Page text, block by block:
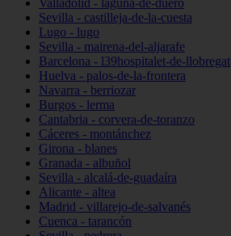
Valladolid - laguna-de-duero
Sevilla - castilleja-de-la-cuesta
Lugo - lugo
Sevilla - mairena-del-aljarafe
Barcelona - l39hospitalet-de-llobregat
Huelva - palos-de-la-frontera
Navarra - berriozar
Burgos - lerma
Cantabria - corvera-de-toranzo
Cáceres - montánchez
Girona - blanes
Granada - albuñol
Sevilla - alcalá-de-guadaíra
Alicante - altea
Madrid - villarejo-de-salvanés
Cuenca - tarancón